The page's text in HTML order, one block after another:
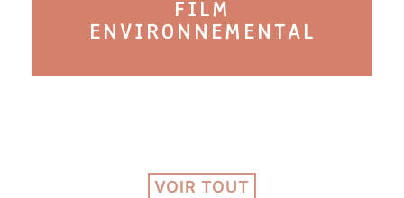
podcast kinoa
FILM
ENVIRONNEMENTAL
VOIR TOUT